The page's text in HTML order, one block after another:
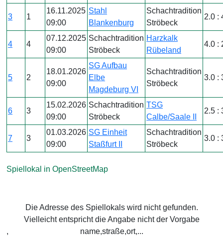
3 1
16.11.2025
09:00
Stahl
Blankenburg
Schachtradition
Ströbeck
2.0 :
4 4
07.12.2025
09:00
Schachtradition
Ströbeck
Harzkalk
Rübeland
4.0 :
5 2
18.01.2026
09:00
SG Aufbau
Elbe
Magdeburg VI
Schachtradition
Ströbeck
3.0 :
6 3
15.02.2026
09:00
Schachtradition
Ströbeck
TSG
Calbe/Saale II
2.5 :
7 3
01.03.2026
09:00
SG Einheit
Staßfurt II
Schachtradition
Ströbeck
3.0 :
Spiellokal in OpenStreetMap
Die Adresse des Spiellokals wird nicht gefunden.
Vielleicht entspricht die Angabe nicht der Vorgabe
name,straße,ort,...
,